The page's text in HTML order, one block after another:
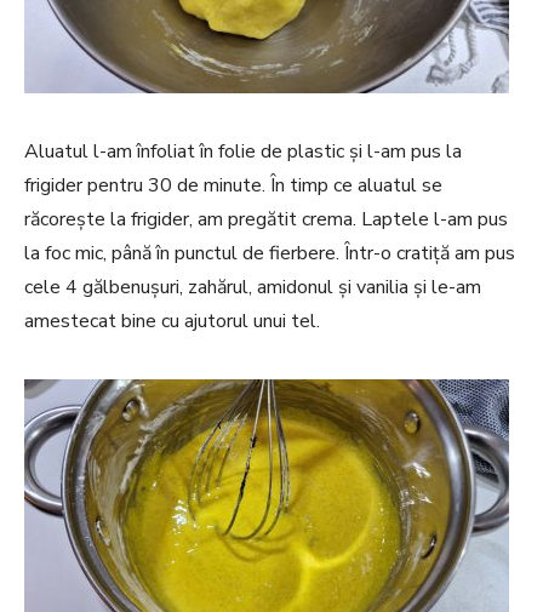
Aluatul l-am înfoliat în folie de plastic și l-am pus la
frigider pentru 30 de minute. În timp ce aluatul se
răcorește la frigider, am pregătit crema. Laptele l-am pus
la foc mic, până în punctul de fierbere. Într-o cratiță am pus
cele 4 gălbenușuri, zahărul, amidonul și vanilia și le-am
amestecat bine cu ajutorul unui tel.